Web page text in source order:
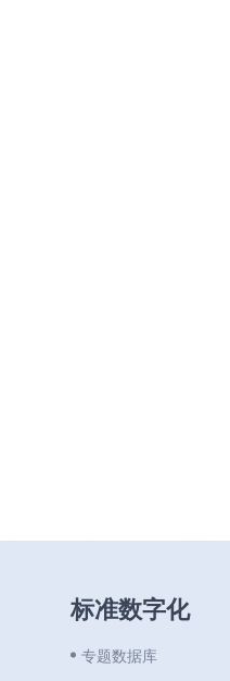
标准数字化
专题数据库